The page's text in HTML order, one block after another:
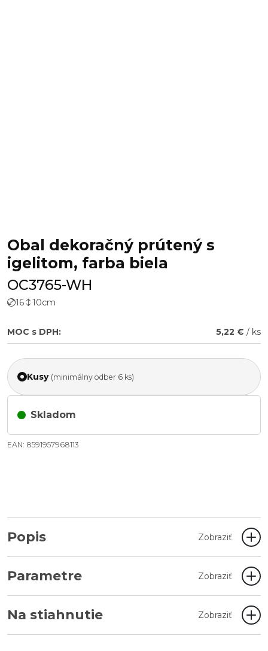
Obal dekoračný prútený s
igelitom, farba biela
OC3765-WH
16 10cm
MOC s DPH: 5,22 € / ks
Kusy (minimálny odber 6 ks)
Skladom
EAN: 8591957968113
Popis Zobraziť
Parametre Zobraziť
Na stiahnutie Zobraziť